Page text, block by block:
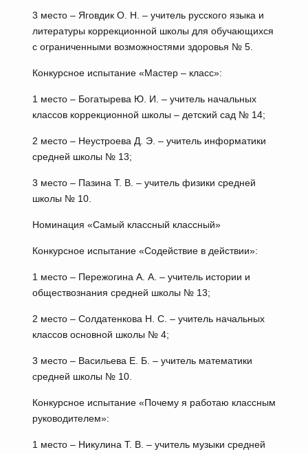
3 место – Яговдик О. Н. – учитель русского языка и
литературы коррекционной школы для обучающихся
с ограниченными возможностями здоровья № 5.
Конкурсное испытание «Мастер – класс»:
1 место – Богатырева Ю. И. – учитель начальных
классов коррекционной школы – детский сад № 14;
2 место – Неустроева Д. Э. – учитель информатики
средней школы № 13;
3 место – Пазина Т. В. – учитель физики средней
школы № 10.
Номинация «Самый классный классный»
Конкурсное испытание «Содействие в действии»:
1 место – Пережогина А. А. – учитель истории и
обществознания средней школы № 13;
2 место – Солдатенкова Н. С. – учитель начальных
классов основной школы № 4;
3 место – Васильева Е. Б. – учитель математики
средней школы № 10.
Конкурсное испытание «Почему я работаю классным
руководителем»:
1 место – Никулина Т. В. – учитель музыки средней